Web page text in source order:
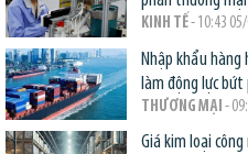
KINH TẾ- 10:43
Nhập khẩu
làm động lực bứt
THƯƠNG MẠI -
Giá kim loại